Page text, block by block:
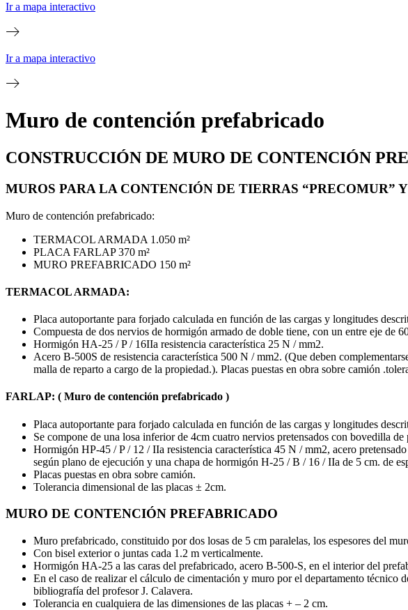
Ir a mapa interactivo
Ir a mapa interactivo
Muro de contención prefabricado
CONSTRUCCIÓN DE MURO DE CONTENCIÓN
MUROS PARA LA CONTENCIÓN DE TIERRAS “PRECOMUR”
Muro de contención prefabricado:
TERMACOL ARMADA 1.050 m²
PLACA FARLAP 370 m²
MURO PREFABRICADO 150 m²
TERMACOL ARMADA:
Placa autoportante para forjado calculada en función de las cargas y longitudes
Compuesta de dos nervios de hormigón armado de doble tiene, con un entre eje de
Hormigón HA-25 / P / 16IIa resistencia característica 25 N / mm2.
Acero B-500S de resistencia característica 500 N / mm2. (Que deben
malla de reparto a cargo de la propiedad.). Placas puestas en obra sobre camión
FARLAP: ( Muro de contención prefabricado )
Placa autoportante para forjado calculada en función de las cargas y longitudes
Se compone de una losa inferior de 4cm cuatro nervios pretensados con bovedilla
Hormigón HP-45 / P / 12 / IIa resistencia característica 45 N / mm2, acero
según plano de ejecución y una chapa de hormigón H-25 / B / 16 / IIa de 5 cm. de
Placas puestas en obra sobre camión.
Tolerancia dimensional de las placas ± 2cm.
MURO DE CONTENCIÓN PREFABRICADO
Muro prefabricado, constituido por dos losas de 5 cm paralelas, los espesores del
Con bisel exterior o juntas cada 1.2 m verticalmente.
Hormigón HA-25 a las caras del prefabricado, acero B-500-S, en el interior del
En el caso de realizar el cálculo de cimentación y muro por el departamento
bibliografía del profesor J. Calavera.
Tolerancia en cualquiera de las dimensiones de las placas + – 2 cm.